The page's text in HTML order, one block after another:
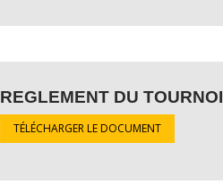
REGLEMENT DU
TÉLÉCHARGER LE DOCUMENT